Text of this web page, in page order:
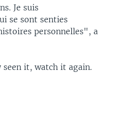
Je suis
se sont senties
personnelles", a
seen it, watch it again.